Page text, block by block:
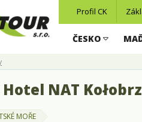
Profil CK
ČESKO
Hotel NAT
MOŘE